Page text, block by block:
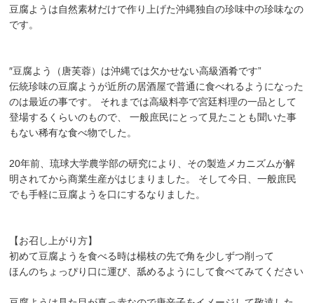
豆腐ようは自然素材だけで作り上げた沖縄独自の珍味中の珍味なの
です。
″豆腐よう（唐芙蓉）は沖縄では欠かせない高級酒肴です”
伝統珍味の豆腐ようが近所の居酒屋で普通に食べれるようになった
のは最近の事です。 それまでは高級料亭で宮廷料理の一品として
登場するくらいのもので、 一般庶民にとって見たことも聞いた事
もない稀有な食べ物でした。
20年前、琉球大学農学部の研究により、その製造メカニズムが解
明されてから商業生産がはじまりました。 そして今日、一般庶民
でも手軽に豆腐ようを口にするなりました。
【お召し上がり方】
初めて豆腐ようを食べる時は楊枝の先で角を少しずつ削って
ほんのちょっぴり口に運び、舐めるようにして食べてみてください